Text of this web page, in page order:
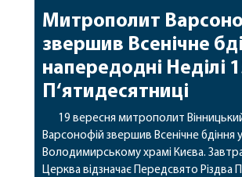
Митрополит
звершив Всенічне
напередодні Неділі
П‘ятидесятниці
19 вересня митрополит
Варсонофій звершив Всенічне бдіння
Володимирському храмі Києва.
Церква відзначає Передсвято Різдва